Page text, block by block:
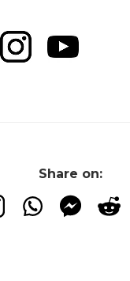
Share on: